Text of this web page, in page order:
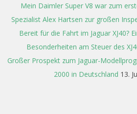
Mein Daimler Super V8 war zum
Spezialist Alex Hartsen zur großen
Bereit für die Fahrt im Jaguar XJ40?
Besonderheiten am Steuer des
Großer Prospekt zum Jaguar-
2000 in Deutschland 13.